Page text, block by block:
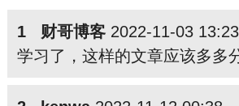
1 财哥博客2022-11-03 13:23
学习了，这样的文章应该多多